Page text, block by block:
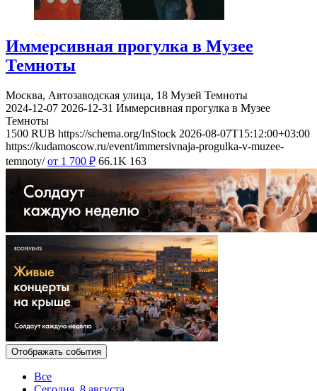
Иммерсивная прогулка в Музее
Темноты
Москва, Автозаводская улица, 18 Музей Темноты
2024-12-07 2026-12-31 Иммерсивная прогулка в Музее
Темноты
1500 RUB https://schema.org/InStock 2026-08-07T15:12:00+03:00
https://kudamoscow.ru/event/immersivnaja-progulka-v-muzee-
temnoty/ от 1 700 ₽ 66.1K 163
Отображать события
Все